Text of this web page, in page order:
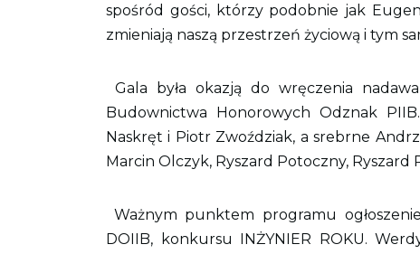
spośród gości, którzy podobnie jak
zmieniają naszą przestrzeń życiową i tym
Gala była okazją do wręczenia
Budownictwa Honorowych Odznak
Naskręt i Piotr Zwoździak, a srebrne
Marcin Olczyk, Ryszard Potoczny, Ryszard
Ważnym punktem programu
DOIIB, konkursu INŻYNIER ROKU.